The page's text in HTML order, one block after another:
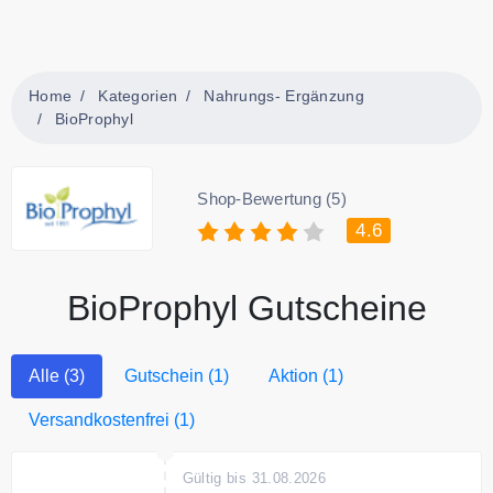
Home Kategorien
Nahrungs- Ergänzung
BioProphyl
Shop-Bewertung (5)
4.6
BioProphyl Gutscheine
Alle (3) Gutschein (1) Aktion (1)
Versandkostenfrei (1)
Gültig bis 31.08.2026